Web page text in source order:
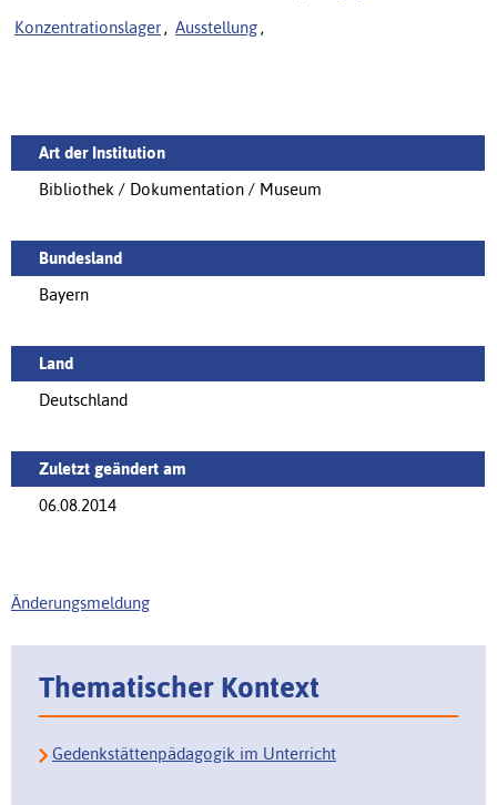
Konzentrationslager , Ausstellung ,
Art der Institution
Bibliothek / Dokumentation / Museum
Bundesland
Bayern
Land
Deutschland
Zuletzt geändert am
06.08.2014
Änderungsmeldung
Thematischer Kontext
Gedenkstättenpädagogik im Unterricht